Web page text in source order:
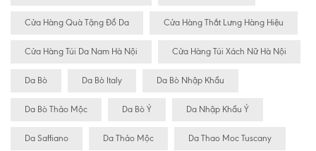
Cửa Hàng Quà Tặng Đồ Da Cửa Hàng Thắt Lưng Hàng Hiệu
Cửa Hàng Túi Da Nam Hà Nội Cửa Hàng Túi Xách Nữ Hà Nội
Da Bò Da Bò Italy Da Bò Nhập Khẩu
Da Bò Thảo Mộc Da Bò Ý Da Nhập Khẩu Ý
Da Saffiano Da Thảo Mộc Da Thao Moc Tuscany